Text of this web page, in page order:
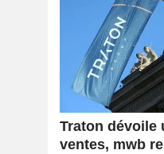
Traton dévoile
ventes, mwb